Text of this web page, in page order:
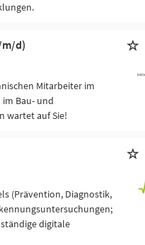
d)
Mitarbeiter im
Bau- und
wartet auf Sie!
(Prävention, Diagnostik,
digitale